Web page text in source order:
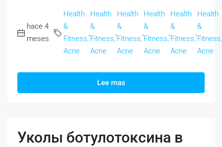
hace 4
meses
Health
&
Fitness,
Acne
Health
&
Fitness,
Acne
Health
&
Fitness,
Acne
Health
&
Fitness,
Acne
Health
&
Fitness,
Acne
Health
&
Fitness,
Acne
Lee mas
Уколы ботулотоксина в